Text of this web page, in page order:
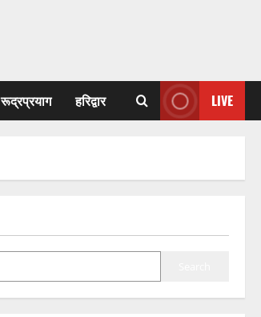
रूद्रप्रयाग हरिद्वार LIVE